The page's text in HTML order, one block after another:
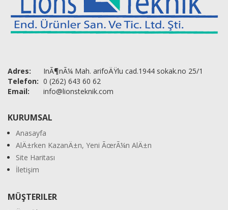
Adres:
InÃ¶nÃ¼ Mah. arifoÄŸlu cad.1944 sokak.no 25/1
Telefon: 0 (262) 643 60 62
Email:
info@lionsteknik.com
KURUMSAL
Anasayfa
AlÄ±rken KazanÄ±n, Yeni ÃœrÃ¼n AlÄ±n
Site Haritası
İletişim
MÜŞTERILER